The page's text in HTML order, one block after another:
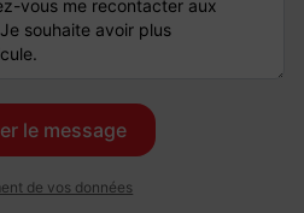
de vos données